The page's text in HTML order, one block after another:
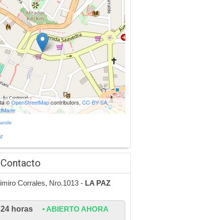
©OpenStreetMapcontributors, CC-BY-SA,
Corrales, Nro.1013 - LA PAZ
24 horas • ABIERTO AHORA